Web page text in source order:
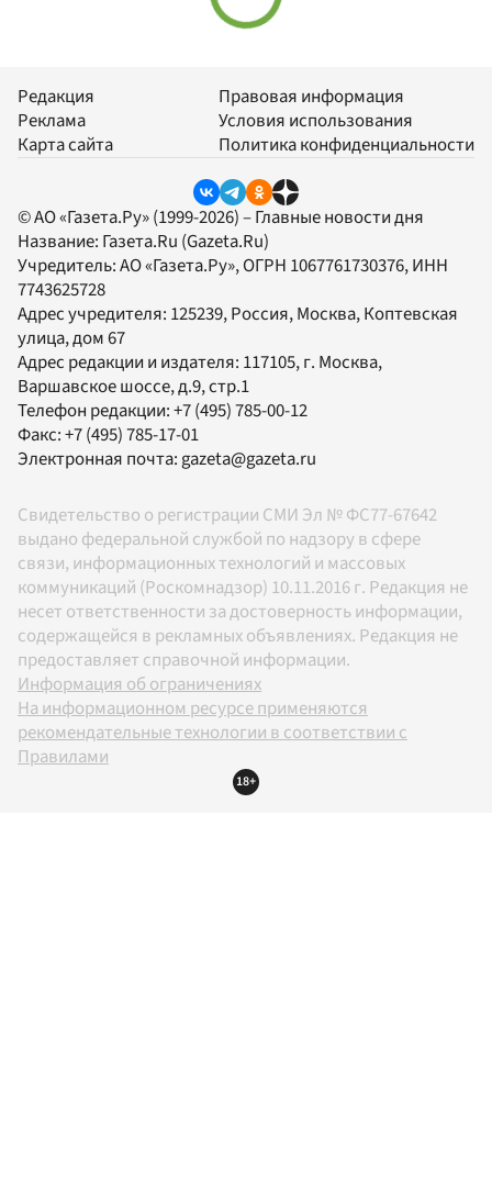
Редакция
Реклама
Карта сайта
Правовая информация
Условия использования
Политика конфиденциальности
© АО «Газета.Ру» (1999-2026) – Главные новости дня
Название: Газета.Ru (Gazeta.Ru)
Учредитель:АО «Газета.Ру», ОГРН 1067761730376, ИНН
7743625728
Адрес учредителя: 125239, Россия, Москва, Коптевская
улица, дом 67
Адрес редакции и издателя: 117105, г. Москва,
Варшавское шоссе, д.9, стр.1
Телефон редакции:+7 (495) 785-00-12
Факс:+7 (495) 785-17-01
Электронная почта:gazeta@gazeta.ru
Свидетельство о регистрации СМИ Эл № ФС77-67642
выдано федеральной службой по надзору в сфере
связи, информационных технологий и массовых
коммуникаций (Роскомнадзор) 10.11.2016 г. Редакция не
несет ответственности за достоверность информации,
содержащейся в рекламных объявлениях. Редакция не
предоставляет справочной информации.
Информация об ограничениях
На информационном ресурсе применяются
рекомендательные технологии в соответствии с
Правилами
18+